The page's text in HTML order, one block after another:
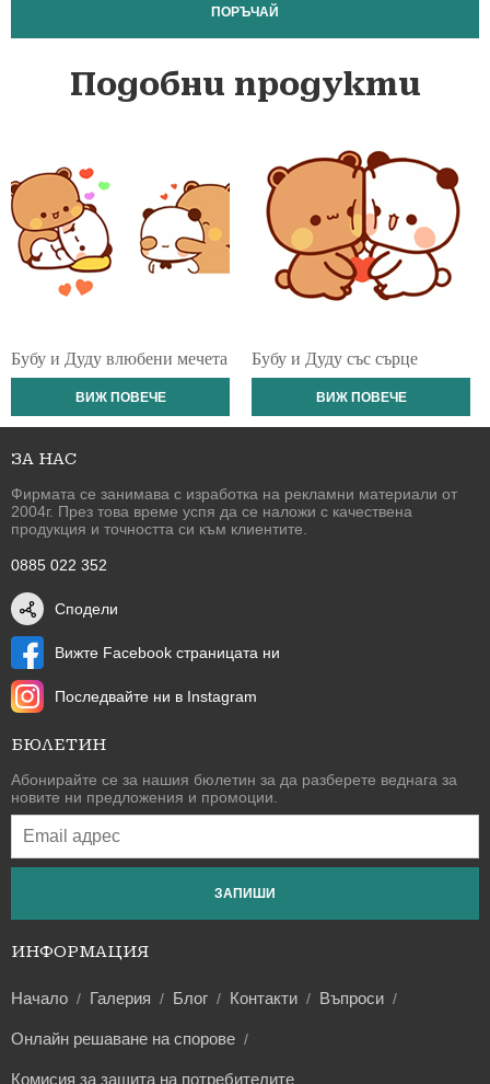
ПОРЪЧАЙ
Подобни продукти
Бубу и Дуду влюбени мечета
ВИЖ ПОВЕЧЕ
Бубу и Дуду със сърце
ВИЖ ПОВЕЧЕ
ЗА НАС
Фирмата се занимава с изработка на рекламни материали от
2004г. През това време успя да се наложи с качествена
продукция и точността си към клиентите.
0885 022 352
Сподели
Вижте Facebook страницата ни
Последвайте ни в Instagram
БЮЛЕТИН
Абонирайте се за нашия бюлетин за да разберете веднага за
новите ни предложения и промоции.
ЗАПИШИ
ИНФОРМАЦИЯ
Начало Галерия Блог Контакти Въпроси
Онлайн решаване на спорове
Комисия за защита на потребителите